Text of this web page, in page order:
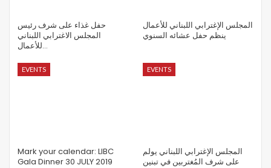
حفل غذاء على شرف رئيس
المجلس الاغترابي اللبناني
للأعمال…
المجلس الإغترابي اللبناني للأعمال
ينظم حفل عشائه السنوي
EVENTS
Mark your calendar: LIBC
Gala Dinner 30 JULY 2019
EVENTS
المجلس الإغترابي اللبناني يولم
على شرف المُغتربين في تبنين